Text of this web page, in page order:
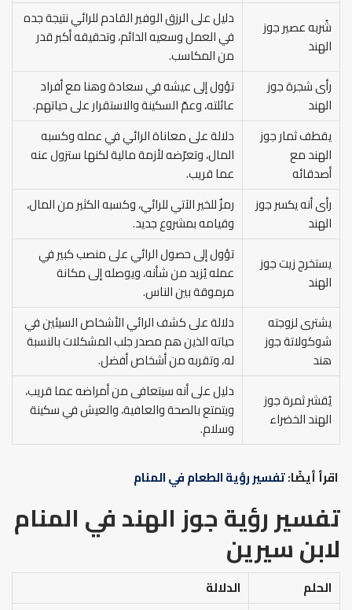
شُربه عصير جوز
الهند
دليل على الرزق الوفير القادم للرائي نتيجة جده
في العمل وسعيه الدائم، وتحقيقه أكبر قدر
من المكاسب.
رأى شجرة جوز
الهند
تؤول إلى عيشه في سعادة وهنا مع أفراد
عائلته، وعمّ السكينة والاستقرار على حياتهم.
يقطف ثمار جوز
الهند مع
أصدقائه
دلالة على معاناة الرائي في عمله وكسبه
المال، وتعرّضه لأزمة مالية لكنها ستزول عنه
عما قريب.
رأى أنه يكسر جوز
الهند
رمزٌ للخير الآتي للرائي، وكسبه الكثير من المال،
وقيامه بمشروع جديد.
يستخرج زيت جوز
الهند
تؤول إلى حصول الرائي على منصب كبير في
عمله يُزيد من شأنه، ويوصله إلى مكانة
مرموقة بين الناس.
يشترى لزوجته
شوكولاتة جوز
هند
دلالة على كشف الرائي الأشخاص السيئين في
حياته الذين هم مصدر جلب المشكلات بالنسبة
له، وتقربه من أشخاص أفضل.
يُقشر ثمرة جوز
الهند الخضراء
دليل على أنه سيتعافى من أمراضه عما قريب،
ويتمتع بالصحة والعافية، والعيش في سكينة
وسلام.
اقرأ أيضًا:تفسير رؤية الطعام في المنام
تفسير رؤية جوز الهند في المنام
لابن سيرين
الحلم الدلالة